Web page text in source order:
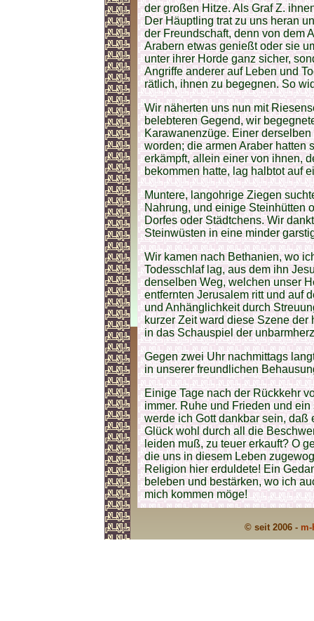
der großen Hitze. Als Graf Z.
Der Häuptling trat zu uns heran
der Freundschaft, denn von dem
Arabern etwas genießt oder sie
unter ihrer Horde ganz sicher,
Angriffe anderer auf Leben und
rätlich, ihnen zu begegnen. So
Wir näherten uns nun mit
belebteren Gegend, wir
Karawanenzüge. Einer
worden; die armen Araber hatten
erkämpft, allein einer von ihnen,
bekommen hatte, lag halbtot auf
Muntere, langohrige Ziegen
Nahrung, und einige Steinhütten
Dorfes oder Städtchens. Wir
Steinwüsten in eine minder
Wir kamen nach Bethanien, wo
Todesschlaf lag, aus dem ihn
denselben Weg, welchen unser
entfernten Jerusalem ritt und auf
und Anhänglichkeit durch
kurzer Zeit ward diese Szene
in das Schauspiel der
Gegen zwei Uhr nachmittags
in unserer freundlichen
Einige Tage nach der Rückkehr
immer. Ruhe und Frieden und
werde ich Gott dankbar sein, daß
Glück wohl durch all die
leiden muß, zu teuer erkauft? O
die uns in diesem Leben
Religion hier erduldete! Ein
beleben und bestärken, wo ich
mich kommen möge!
© seit 2006 -